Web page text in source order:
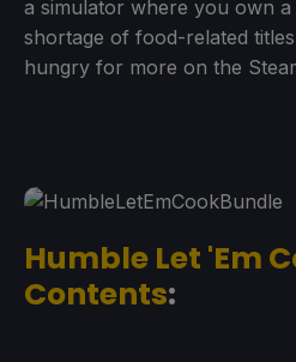
a simulator where you own
shortage of food-related
hungry for more on the
Humble Let 'Em
Contents: